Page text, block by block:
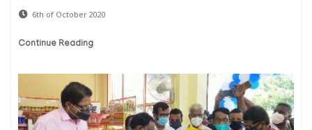
6th of October 2020
Continue Reading